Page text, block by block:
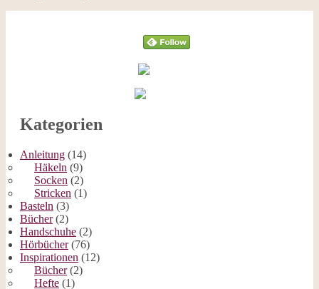
Kategorien
Anleitung (14)
Häkeln (9)
Socken (2)
Stricken (1)
Basteln (3)
Bücher(2)
Handschuhe (2)
Hörbücher(76)
Inspirationen (12)
Bücher(2)
Hefte (1)